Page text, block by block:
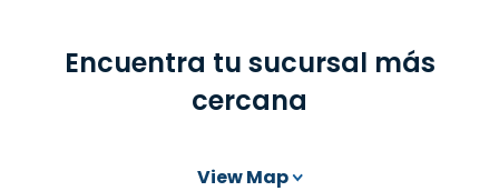
Encuentra tu sucursal más
cercana
View Map